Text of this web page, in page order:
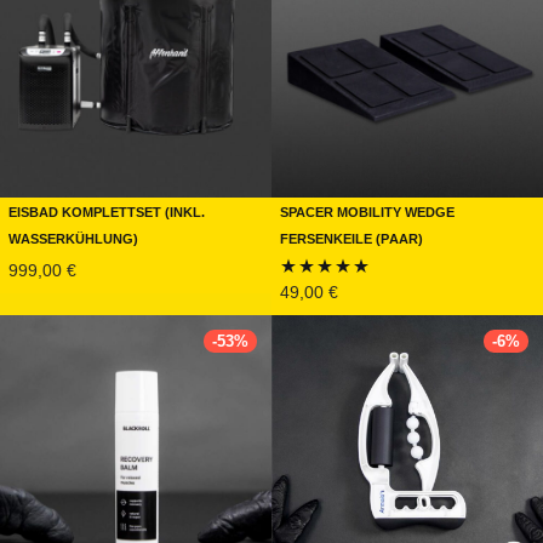
Eisbad Komplettset (inkl.
Wasserkühlung)
999,00 €
Spacer Mobility Wedge
Fersenkeile (Paar)
Bewertet mit
49,00 €
-53% -6%